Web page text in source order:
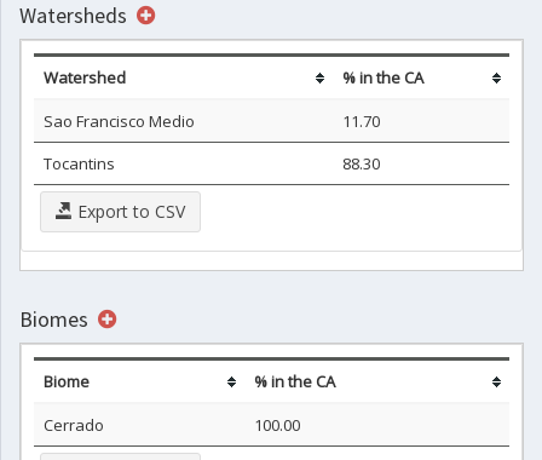
Watersheds
Watershed
% in the CA
Sao Francisco Medio
11.70
Tocantins
88.30
Export to CSV
Biomes
Biome
% in the CA
Cerrado
100.00